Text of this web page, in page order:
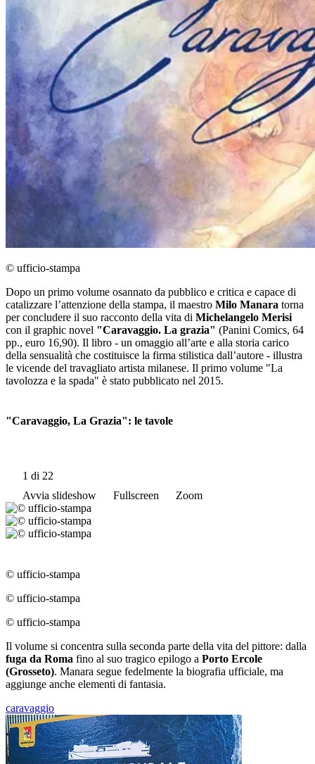
© ufficio-stampa
Dopo un primo volume osannato da pubblico e critica e capace di
catalizzare l’attenzione della stampa, il maestro Milo Manara torna
per concludere il suo racconto della vita di Michelangelo Merisi
con il graphic novel "Caravaggio. La grazia" (Panini Comics, 64
pp., euro 16,90). Il libro - un omaggio all’arte e alla storia carico
della sensualità che costituisce la firma stilistica dall’autore - illustra
le vicende del travagliato artista milanese. Il primo volume "La
tavolozza e la spada" è stato pubblicato nel 2015.
"Caravaggio, La Grazia": le tavole
1 di 22
Avvia slideshow
Fullscreen Zoom
© ufficio-stampa
© ufficio-stampa
© ufficio-stampa
Il volume si concentra sulla seconda parte della vita del pittore: dalla
fuga da Roma fino al suo tragico epilogo a Porto Ercole
(Grosseto). Manara segue fedelmente la biografia ufficiale, ma
aggiunge anche elementi di fantasia.
caravaggio